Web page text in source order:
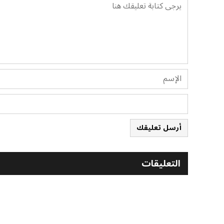
أرسل تعليقك
التعليقات